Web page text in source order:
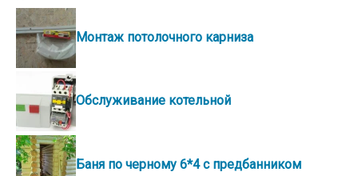
Монтаж потолочного карниза
Обслуживание котельной
Баня по черному 6*4 с предбанником